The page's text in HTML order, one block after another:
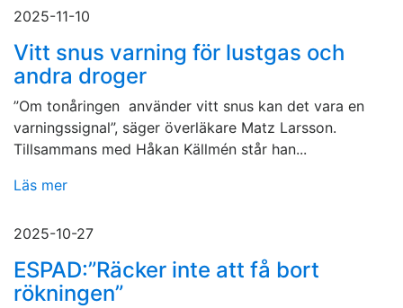
2025-11-10
Vitt snus varning för lustgas och
andra droger
”Om tonåringen använder vitt snus kan det vara en
varningssignal”, säger överläkare Matz Larsson.
Tillsammans med Håkan Källmén står han...
Läs mer
2025-10-27
ESPAD:”Räcker inte att få bort
rökningen”